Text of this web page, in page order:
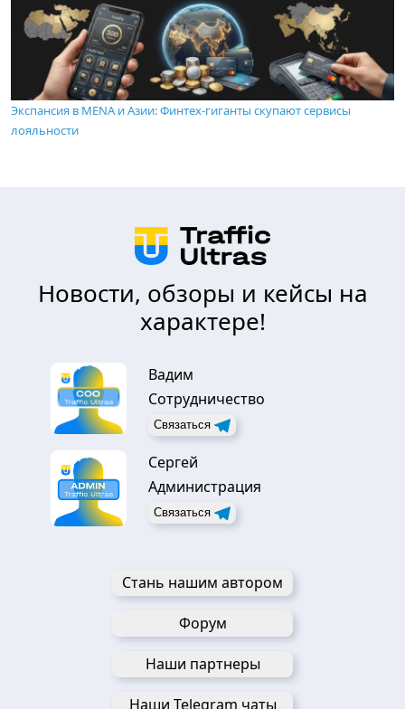
Экспансия в MENA и Азии: Финтех-гиганты скупают сервисы
лояльности
Новости, обзоры и кейсы на
характере!
Вадим
Сотрудничество
Связаться
Сергей
Администрация
Связаться
Стань нашим автором
Форум
Наши партнеры
Наши Telegram чаты